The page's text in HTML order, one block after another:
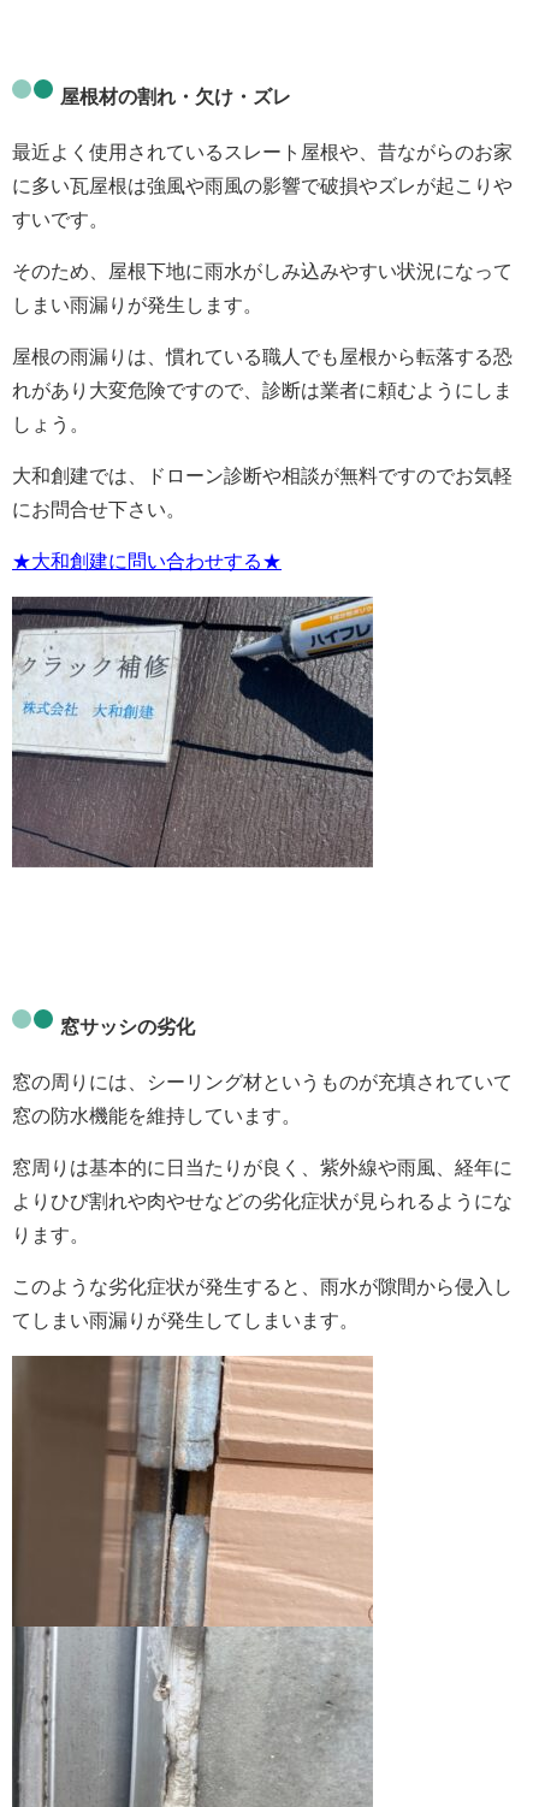
屋根材の割れ・欠け・ズレ
最近よく使用されているスレート屋根や、昔ながらのお家
に多い瓦屋根は強風や雨風の影響で破損やズレが起こりや
すいです。
そのため、 屋根下地に雨水がしみ込みやすい状況になって
しまい雨漏りが発生します。
屋根の雨漏りは、慣れている職人でも屋根から転落する恐
れがあり大変危険ですので、診断は業者に頼むようにしま
しょう。
大和創建では、 ドローン診断や相談が無料ですのでお気軽
にお問合せ下さい。
★大和創建に問い合わせする★
窓サッシの劣化
窓の周りには、 シーリング材というものが充填されていて
窓の防水機能を維持しています。
窓周りは基本的に日当たりが良く、紫外線や雨風、経年に
より ひび割れや肉やせなどの劣化症状が見られるようにな
ります。
このような劣化症状が発生すると、雨水が隙間から侵入し
てしまい雨漏りが発生してしまいます。